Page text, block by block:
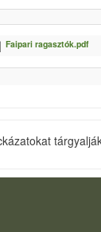
Faipari ragasztók.pdf